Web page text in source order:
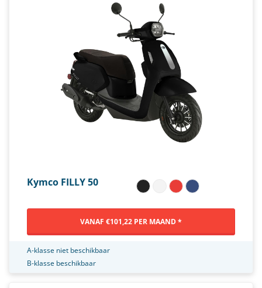
Kymco FILLY 50
VANAF €101,22 PER MAAND *
A-klasse niet beschikbaar
B-klasse beschikbaar